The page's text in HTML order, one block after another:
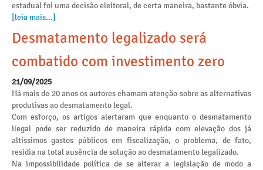
estadual foi uma decisão eleitoral, de certa maneira, bastante óbvia.
[leia mais...]
Desmatamento legalizado será
combatido com investimento zero
21/09/2025
Há mais de 20 anos os autores chamam atenção sobre as alternativas
produtivas ao desmatamento legal.
Com esforço, os artigos alertaram que enquanto o desmatamento
ilegal pode ser reduzido de maneira rápida com elevação dos já
altíssimos gastos públicos em fiscalização, o problema, de fato,
residia na total ausência de solução ao desmatamento legalizado.
Na impossibilidade política de se alterar a legislação de modo a